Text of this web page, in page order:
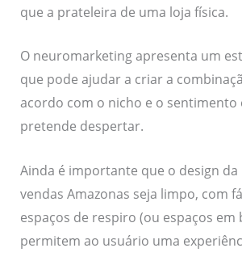
que a prateleira de uma loja física.
O neuromarketing apresenta um
que pode ajudar a criar a
acordo com o nicho e o sentimento
pretende despertar.
Ainda é importante que o design da
vendas Amazonas seja limpo, com
espaços de respiro (ou espaços em
permitem ao usuário uma